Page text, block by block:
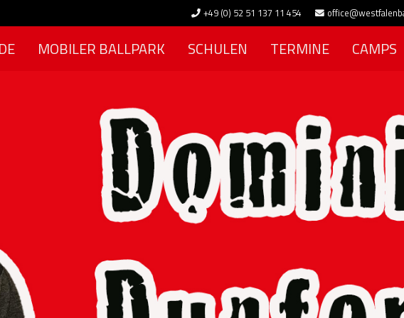
+49 (0) 52 51 137 11 454
MOBILER BALLPARK SCHULEN TERMINE CAMPS